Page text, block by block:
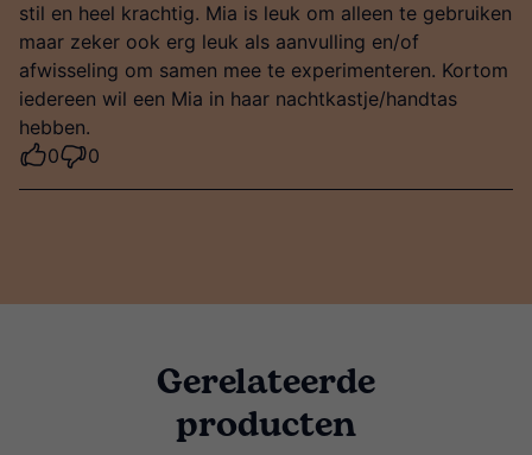
stil en heel krachtig. Mia is leuk om alleen te gebruiken
maar zeker ook erg leuk als aanvulling en/of
afwisseling om samen mee te experimenteren. Kortom
iedereen wil een Mia in haar nachtkastje/handtas
hebben.
0
0
Gerelateerde
producten